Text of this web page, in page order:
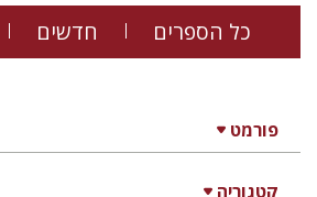
כל הספרים חדשים
פורמט
קטגוריה